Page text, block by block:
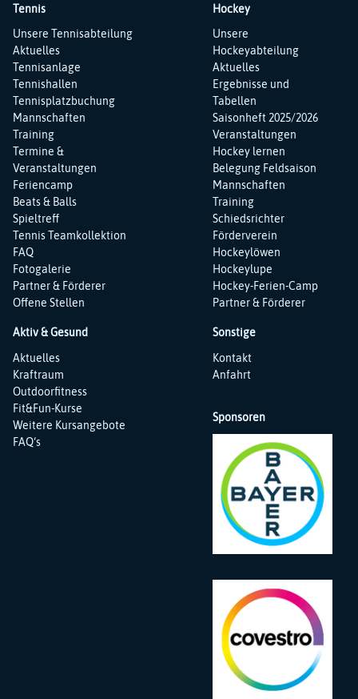
Tennis
Navigation
überspringen
Unsere Tennisabteilung
Aktuelles
Tennisanlage
Tennishallen
Tennisplatzbuchung
Mannschaften
Training
Termine &
Veranstaltungen
Feriencamp
Beats & Balls
Spieltreff
Tennis Teamkollektion
FAQ
Fotogalerie
Partner & Förderer
Offene Stellen
Hockey
Navigation
überspringen
Unsere
Hockeyabteilung
Aktuelles
Ergebnisse und
Tabellen
Saisonheft 2025/2026
Veranstaltungen
Hockey lernen
Belegung Feldsaison
Mannschaften
Training
Schiedsrichter
Förderverein
Hockeylöwen
Hockeylupe
Hockey-Ferien-Camp
Partner & Förderer
Aktiv & Gesund
Navigation
überspringen
Aktuelles
Kraftraum
Outdoorfitness
Fit&Fun-Kurse
Weitere Kursangebote
FAQ‘s
Sonstige
Navigation
überspringen
Kontakt
Anfahrt
Sponsoren